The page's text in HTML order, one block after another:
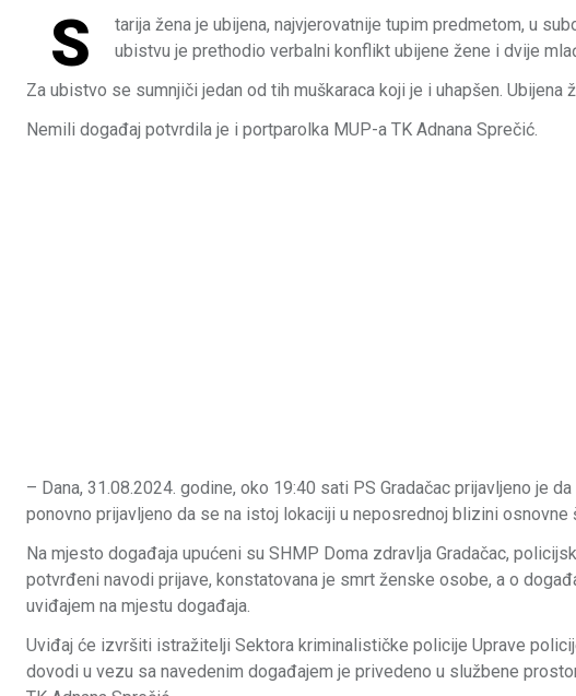
S
tarija žena je ubijena, najvjerovatnije tupim predmetom, u
ubistvu je prethodio verbalni konflikt ubijene žene i dvije
Za ubistvo se sumnjiči jedan od tih muškaraca koji je i uhapšen.
Nemili događaj potvrdila je i portparolka MUP-a TK Adnana Sprečić.
– Dana, 31.08.2024. godine, oko 19:40 sati PS Gradačac prijavljeno je
ponovno prijavljeno da se na istoj lokaciji u neposrednoj blizini
Na mjesto događaja upućeni su SHMP Doma zdravlja Gradačac,
potvrđeni navodi prijave, konstatovana je smrt ženske osobe, a o
uviđajem na mjestu događaja.
Uviđaj će izvršiti istražitelji Sektora kriminalističke policije Uprave
dovodi u vezu sa navedenim događajem je privedeno u službene